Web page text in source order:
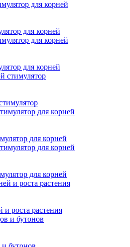
для корней
для корней
для корней
для корней
роста растения